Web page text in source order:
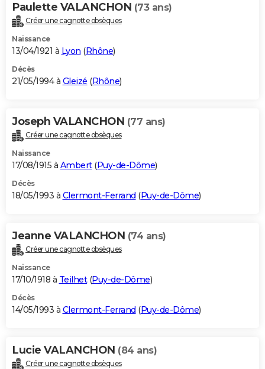
Paulette VALANCHON (73 ans)
Créer une cagnotte obsèques
Naissance
13/04/1921 à Lyon (Rhône)
Décès
21/05/1994 à Gleizé (Rhône)
Joseph VALANCHON (77 ans)
Créer une cagnotte obsèques
Naissance
17/08/1915 à Ambert(Puy-de-Dôme)
Décès
18/05/1993 à Clermont-Ferrand (Puy-de-Dôme)
Jeanne VALANCHON (74 ans)
Créer une cagnotte obsèques
Naissance
17/10/1918 à Teilhet(Puy-de-Dôme)
Décès
14/05/1993 à Clermont-Ferrand (Puy-de-Dôme)
Lucie VALANCHON (84 ans)
Créer une cagnotte obsèques